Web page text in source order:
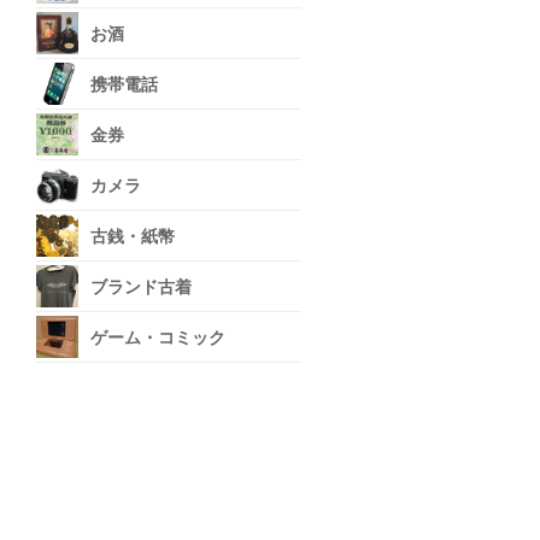
お酒
携帯電話
金券
カメラ
古銭・紙幣
ブランド古着
ゲーム・コミック